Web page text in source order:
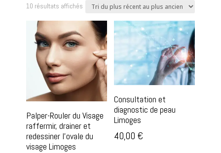
10 résultats affichésTrié
plus
récent
plus
ancien
Palper-Rouler du Visage
raffermir, drainer et
redessiner l’ovale du
visage Limoges
Consultation et
diagnostic de peau
Limoges
40,00 €